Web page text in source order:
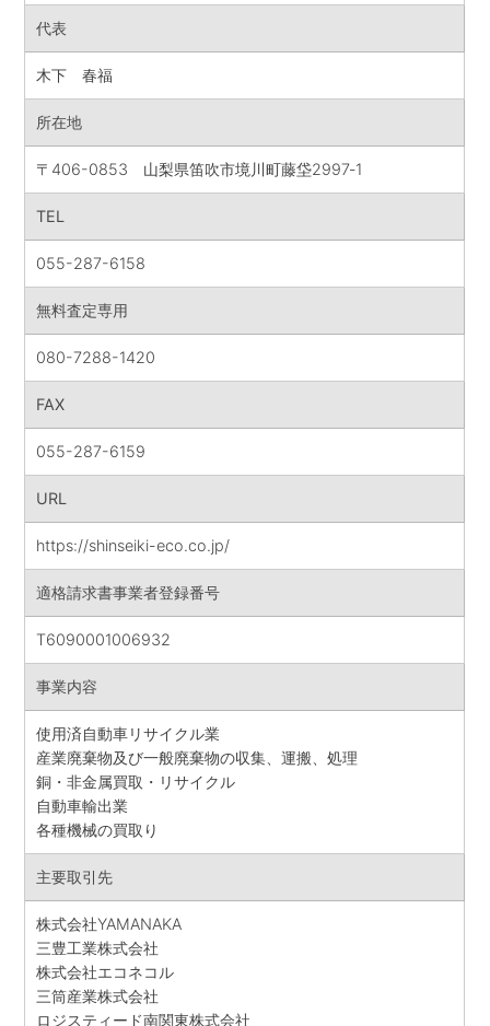
代表
木下 春福
所在地
〒406-0853 山梨県笛吹市境川町藤垈2997‐1
TEL
055-287-6158
無料査定専用
080-7288-1420
FAX
055-287-6159
URL
https://shinseiki-eco.co.jp/
適格請求書事業者登録番号
T6090001006932
事業内容
使用済自動車リサイクル業
産業廃棄物及び一般廃棄物の収集、運搬、処理
銅・非金属買取・リサイクル
自動車輸出業
各種機械の買取り
主要取引先
株式会社YAMANAKA
三豊工業株式会社
株式会社エコネコル
三筒産業株式会社
ロジスティード南関東株式会社